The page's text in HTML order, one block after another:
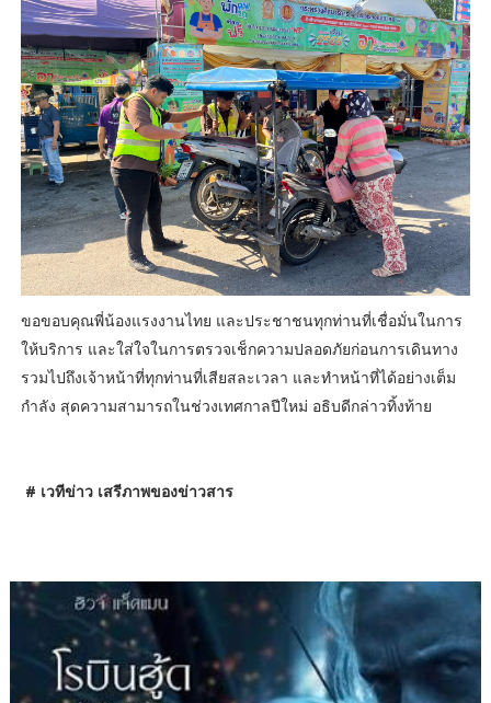
ขอขอบคุณพี่น้องแรงงานไทย และประชาชนทุกท่านที่เชื่อมั่นในการ
ให้บริการ และใส่ใจในการตรวจเช็กความปลอดภัยก่อนการเดินทาง
รวมไปถึงเจ้าหน้าที่ทุกท่านที่เสียสละเวลา และทำหน้าที่ได้อย่างเต็ม
กำลัง สุดความสามารถในช่วงเทศกาลปีใหม่ อธิบดีกล่าวทิ้งท้าย
# เวทีข่าว เสรีภาพของข่าวสาร